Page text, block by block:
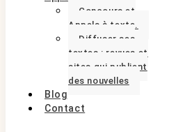
Concours et
Appels à texte.
Diffuser ses
textes : revues et
sites qui publient
des nouvelles
Blog
Contact